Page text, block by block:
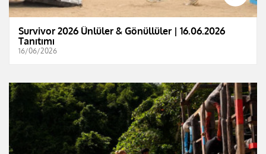
Survivor 2026 Ünlüler & Gönüllüler | 16.06.2026
Tanıtımı
16/06/2026